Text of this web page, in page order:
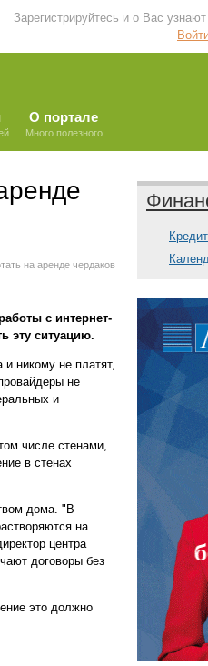
Зарегистрируйтесь и о Вас
О портале
Много полезного
на аренде чердаков
с интернет-
эту ситуацию.
и никому не платят,
не
и
числе стенами,
в стенах
дома. "В
на
центра
договоры без
это должно